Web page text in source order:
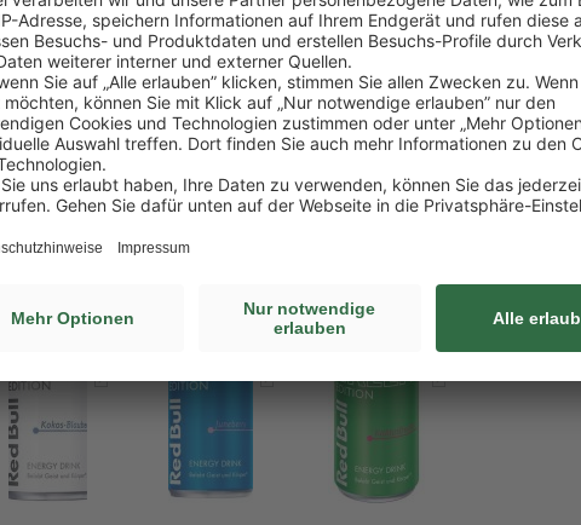
Markenstärke, schnelle Kaufentscheidungen und
Shop‑Geschäft
Bull Sorten im Überblick
beliebt sind, zeigt die folgende Übersicht. Per Klick auf das
Kund:innen direkt in den Webshopund können bestellen.